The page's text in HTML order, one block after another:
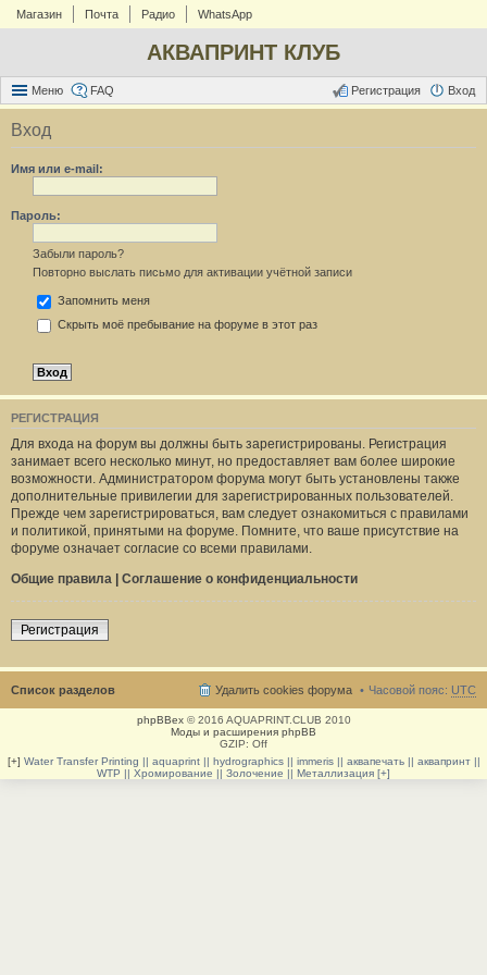
Магазин Почта Радио WhatsApp
АКВАПРИНТ КЛУБ
Меню FAQ Вход
Регистрация
Вход
Имя или e-mail:
Пароль:
Забыли пароль?
Повторно выслать письмо для активации учётной записи
Запомнить меня
Скрыть моё пребывание на форуме в этот раз
РЕГИСТРАЦИЯ
Для входа на форум вы должны быть зарегистрированы. Регистрация
занимает всего несколько минут, но предоставляет вам более широкие
возможности. Администратором форума могут быть установлены также
дополнительные привилегии для зарегистрированных пользователей.
Прежде чем зарегистрироваться, вам следует ознакомиться с правилами
и политикой, принятыми на форуме. Помните, что ваше присутствие на
форуме означает согласие со всеми правилами.
Общие правила | Соглашение о конфиденциальности
Регистрация
Список разделов Часовой пояс: UTC
Удалить cookies форума
phpBBex© 2016 AQUAPRINT.CLUB 2010
Моды и расширения phpBB
GZIP: Off
[+] Water Transfer Printing || aquaprint || hydrographics || immeris || аквапечать || аквапринт ||
WTP || Хромирование || Золочение || Металлизация [+]